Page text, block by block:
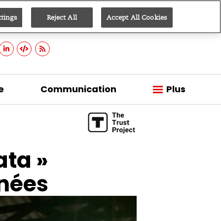
Inscrivez-vous
Communication Plus
»
Reject All Accept All Cookies